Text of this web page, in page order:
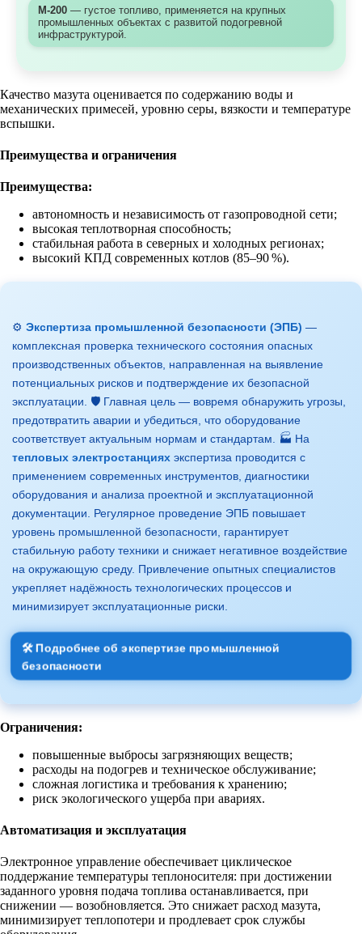
М-200 — густое топливо, применяется на крупных
промышленных объектах с развитой подогревной
инфраструктурой.
Качество мазута оценивается по содержанию воды и
механических примесей, уровню серы, вязкости и температуре
вспышки.
Преимущества и ограничения
Преимущества:
автономность и независимость от газопроводной сети;
высокая теплотворная способность;
стабильная работа в северных и холодных регионах;
высокий КПД современных котлов (85–90 %).
⚙️ Экспертиза промышленной безопасности (ЭПБ) —
комплексная проверка технического состояния опасных
производственных объектов, направленная на выявление
потенциальных рисков и подтверждение их безопасной
эксплуатации. 🛡️ Главная цель — вовремя обнаружить угрозы,
предотвратить аварии и убедиться, что оборудование
соответствует актуальным нормам и стандартам. 🏭 На
тепловых электростанциях экспертиза проводится с
применением современных инструментов, диагностики
оборудования и анализа проектной и эксплуатационной
документации. Регулярное проведение ЭПБ повышает
уровень промышленной безопасности, гарантирует
стабильную работу техники и снижает негативное воздействие
на окружающую среду. Привлечение опытных специалистов
укрепляет надёжность технологических процессов и
минимизирует эксплуатационные риски.
🛠 Подробнее об экспертизе промышленной
безопасности
Ограничения:
повышенные выбросы загрязняющих веществ;
расходы на подогрев и техническое обслуживание;
сложная логистика и требования к хранению;
риск экологического ущерба при авариях.
Автоматизация и эксплуатация
Электронное управление обеспечивает циклическое
поддержание температуры теплоносителя: при достижении
заданного уровня подача топлива останавливается, при
снижении — возобновляется. Это снижает расход мазута,
минимизирует теплопотери и продлевает срок службы